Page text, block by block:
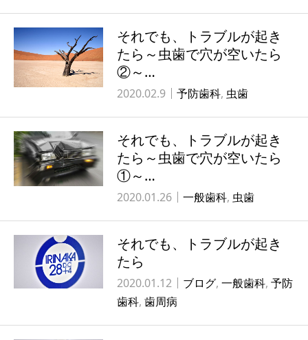
それでも、トラブルが起き
たら～虫歯で穴が空いたら
②～…
2020.02.9 予防歯科, 虫歯
それでも、トラブルが起き
たら～虫歯で穴が空いたら
①～…
2020.01.26 一般歯科, 虫歯
それでも、トラブルが起き
たら
2020.01.12 ブログ, 一般歯科, 予防
歯科, 歯周病
採用